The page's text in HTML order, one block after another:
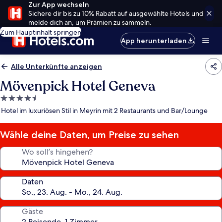
Zur App wechseln
Sichere dir bis zu 10% Rabatt auf ausgewählte Hotels und
melde dich an, um Prämien zu sammeln.
Zum Hauptinhalt springen
App herunterladen
Alle Unterkünfte anzeigen
Mövenpick Hotel Geneva
4.5-
Sterne-
Hotel im luxuriösen Stil in Meyrin mit 2 Restaurants und Bar/Lounge
Wähle deine Daten, um Preise zu sehen
Wo soll’s hingehen?
Daten
Gäste